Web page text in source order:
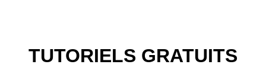
TUTORIELS GRATUITS